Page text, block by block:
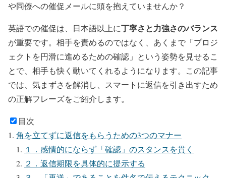
や同僚への催促メールに頭を抱えていませんか？
英語での催促は、日本語以上に丁寧さと力強さのバランス
が重要です。相手を責めるのではなく、あくまで「プロジ
ェクトを円滑に進めるための確認」という姿勢を見せるこ
とで、相手も快く動いてくれるようになります。この記事
では、気まずさを解消し、スマートに返信を引き出すため
の正解フレーズをご紹介します。
目次
角を立てずに返信をもらうための3つのマナー
１．感情的にならず「確認」のスタンスを貫く
２．返信期限を具体的に提示する